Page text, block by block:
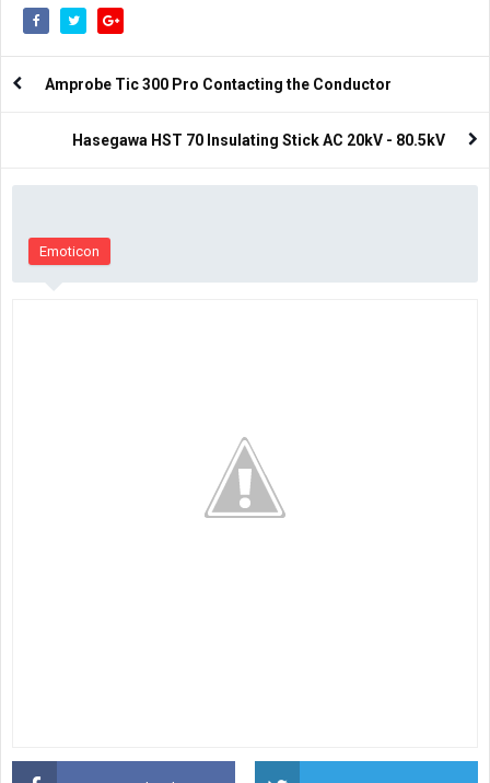
Amprobe Tic 300 Pro Contacting the Conductor
Hasegawa HST 70 Insulating Stick AC 20kV - 80.5kV
Emoticon